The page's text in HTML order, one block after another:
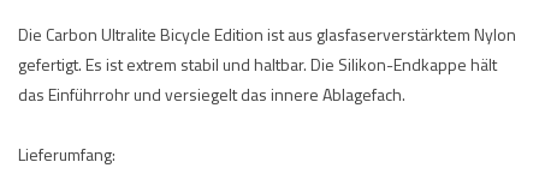
Die Carbon Ultralite Bicycle Edition ist aus glasfaserverstärktem Nylon
gefertigt. Es ist extrem stabil und haltbar. Die Silikon-Endkappe hält
das Einführrohr und versiegelt das innere Ablagefach.
Lieferumfang: